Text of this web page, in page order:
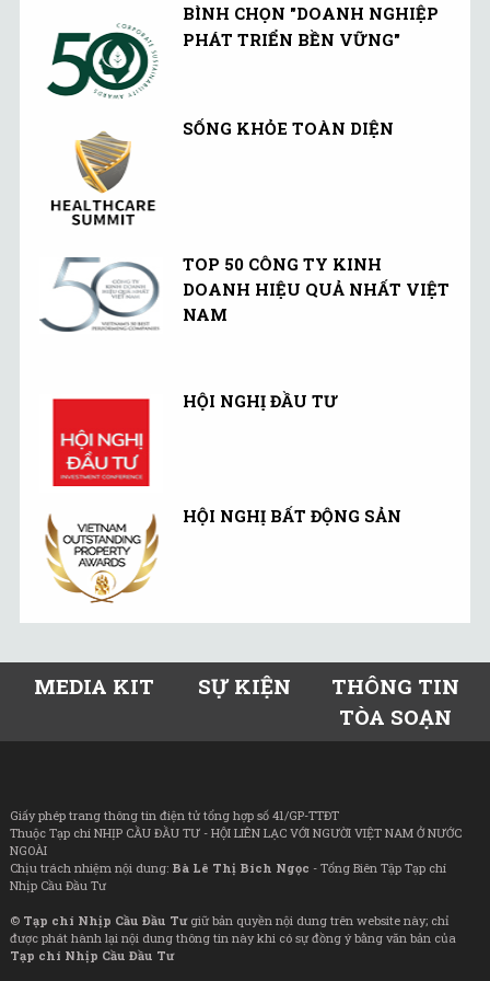
BÌNH CHỌN "DOANH NGHIỆP
PHÁT TRIỂN BỀN VỮNG"
SỐNG KHỎE TOÀN DIỆN
TOP 50 CÔNG TY KINH
DOANH HIỆU QUẢ NHẤT VIỆT
NAM
HỘI NGHỊ ĐẦU TƯ
HỘI NGHỊ BẤT ĐỘNG SẢN
MEDIA KIT SỰ KIỆN
THÔNG TIN
TÒA SOẠN
Giấy phép trang thông tin điện tử tổng hợp số 41/GP-TTĐT
Thuộc Tạp chí NHỊP CẦU ĐẦU TƯ - HỘI LIÊN LẠC VỚI NGƯỜI VIỆT NAM Ở NƯỚC
NGOÀI
Chịu trách nhiệm nội dung: Bà Lê Thị Bích Ngọc - Tổng Biên Tập Tạp chí
Nhịp Cầu Đầu Tư
© Tạp chí Nhịp Cầu Đầu Tưgiữ bản quyền nội dung trên website này; chỉ
được phát hành lại nội dung thông tin này khi có sự đồng ý bằng văn bản của
Tạp chí Nhịp Cầu Đầu Tư